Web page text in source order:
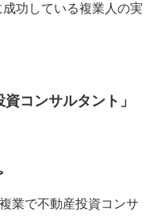
功している複業人の実
コンサルタント」
業で不動産投資コンサ